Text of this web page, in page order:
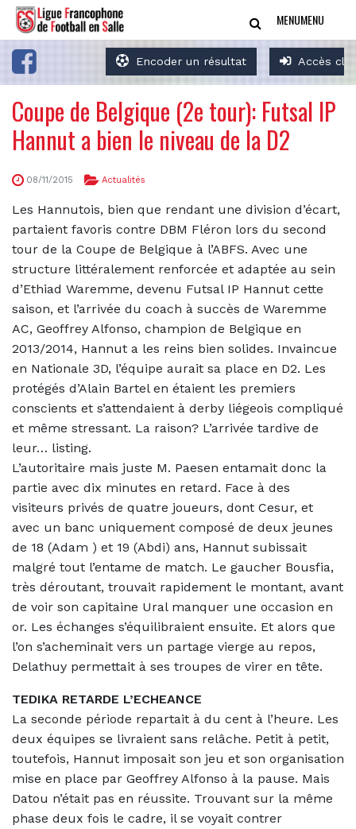
Encoder un résultat Accès
MENUMENU
Coupe de Belgique (2e tour): Futsal IP
Hannut a bien le niveau de la D2
08/11/2015 Actualités
Les Hannutois, bien que rendant une division d’écart,
partaient favoris contre DBM Fléron lors du second
tour de la Coupe de Belgique à l’ABFS. Avec une
structure littéralement renforcée et adaptée au sein
d’Ethiad Waremme, devenu Futsal IP Hannut cette
saison, et l’arrivée du coach à succès de Waremme
AC, Geoffrey Alfonso, champion de Belgique en
2013/2014, Hannut a les reins bien solides. Invaincue
en Nationale 3D, l’équipe aurait sa place en D2. Les
protégés d’Alain Bartel en étaient les premiers
conscients et s’attendaient à derby liégeois compliqué
et même stressant. La raison? L’arrivée tardive de
leur… listing.
L’autoritaire mais juste M. Paesen entamait donc la
partie avec dix minutes en retard. Face à des
visiteurs privés de quatre joueurs, dont Cesur, et
avec un banc uniquement composé de deux jeunes
de 18 (Adam ) et 19 (Abdi) ans, Hannut subissait
malgré tout l’entame de match. Le gaucher Bousfia,
très déroutant, trouvait rapidement le montant, avant
de voir son capitaine Ural manquer une occasion en
or. Les échanges s’équilibraient ensuite. Et alors que
l’on s’acheminait vers un partage vierge au repos,
Delathuy permettait à ses troupes de virer en tête.
TEDIKA RETARDE L’ECHEANCE
La seconde période repartait à du cent à l’heure. Les
deux équipes se livraient sans relâche. Petit à petit,
toutefois, Hannut imposait son jeu et son organisation
mise en place par Geoffrey Alfonso à la pause. Mais
Datou n’était pas en réussite. Trouvant sur la même
phase deux fois le cadre, il se voyait contrer